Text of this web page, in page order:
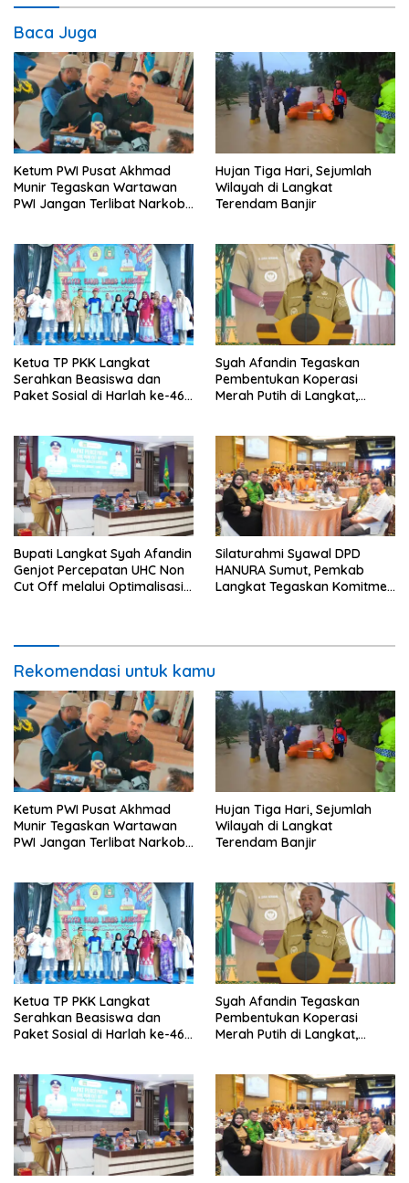
Baca Juga
Ketum PWI Pusat Akhmad
Munir Tegaskan Wartawan
PWI Jangan Terlibat Narkoba
Hujan Tiga Hari, Sejumlah
Wilayah di Langkat
Terendam Banjir
Ketua TP PKK Langkat
Serahkan Beasiswa dan
Paket Sosial di Harlah ke-46
Syah Afandin Tegaskan
Pembentukan Koperasi
Merah Putih di Langkat,
Bupati Langkat Syah Afandin
Genjot Percepatan UHC Non
Cut Off melalui Optimalisasi
Silaturahmi Syawal DPD
HANURA Sumut, Pemkab
Langkat Tegaskan Komitmen
Rekomendasi untuk kamu
Ketum PWI Pusat Akhmad
Munir Tegaskan Wartawan
PWI Jangan Terlibat Narkoba
Hujan Tiga Hari, Sejumlah
Wilayah di Langkat
Terendam Banjir
Ketua TP PKK Langkat
Serahkan Beasiswa dan
Paket Sosial di Harlah ke-46
Syah Afandin Tegaskan
Pembentukan Koperasi
Merah Putih di Langkat,